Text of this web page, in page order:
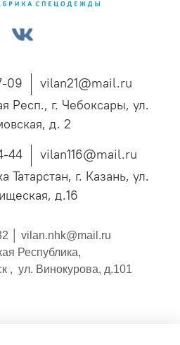
09
vilan21@mail.ru
Респ., г. Чебоксары, ул.
д. 2
44
vilan116@mail.ru
Татарстан, г. Казань, ул.
д.16
│ vilan.nhk@mail.ru
Республика,
, ул. Винокурова, д.101